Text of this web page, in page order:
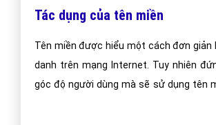
Tác dụng của tên miền
Tên miền được hiểu một cách đơn giản
danh trên mạng Internet. Tuy nhiên
góc độ người dùng mà sẽ sử dụng tên